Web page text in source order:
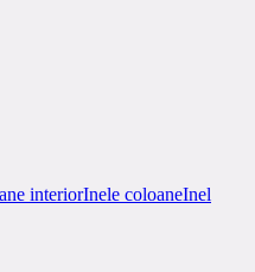
interiorInele coloaneInel